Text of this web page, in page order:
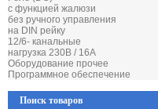
с функцией жалюзи
без ручного управления
на DIN рейку
12/6- канальные
нагрузка 230В / 16А
Оборудование прочее
Программное обеспечение
Поиск товаров